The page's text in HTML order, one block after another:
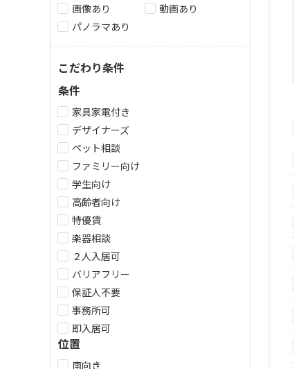
画像あり
動画あり
パノラマあり
こだわり条件
条件
家具家電付き
デザイナーズ
ペット相談
ファミリー向け
学生向け
高齢者向け
特優賃
楽器相談
２人入居可
バリアフリー
保証人不要
事務所可
即入居可
位置
南向き